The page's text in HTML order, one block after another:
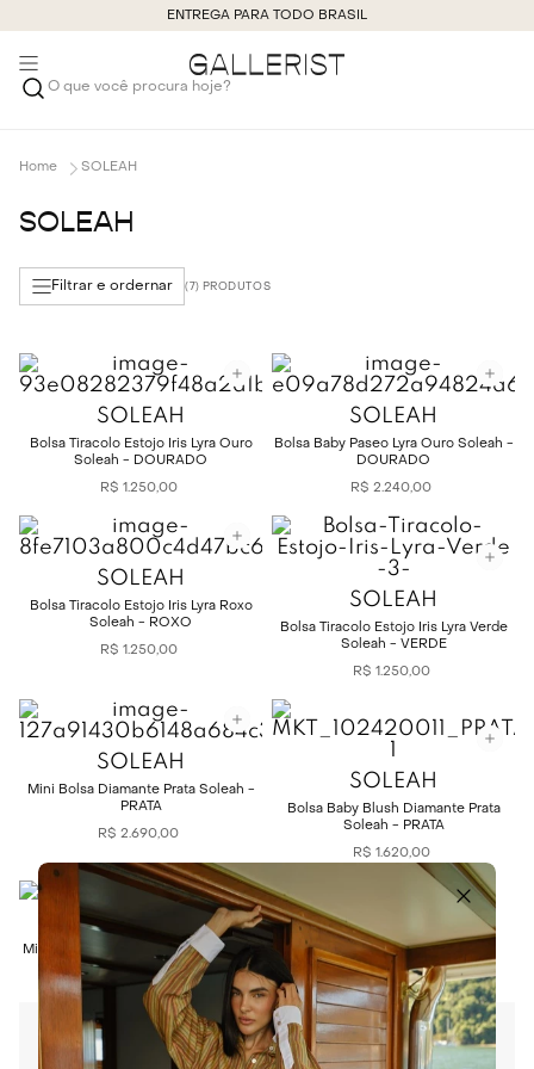
ENTREGA PARA TODO BRASIL
O que você procura hoje?
SOLEAH
SOLEAH
Filtrar e ordernar 7
SOLEAH
Bolsa Tiracolo Estojo Íris Lyra Ouro
Soleah - DOURADO
R$ 1.250,00
SOLEAH
Bolsa Baby Paseo Lyra Ouro Soleah -
DOURADO
R$ 2.240,00
SOLEAH
Bolsa Tiracolo Estojo Íris Lyra Roxo
Soleah - ROXO
R$ 1.250,00
SOLEAH
Bolsa Tiracolo Estojo Íris Lyra Verde
Soleah - VERDE
R$ 1.250,00
SOLEAH
Mini Bolsa Diamante Prata Soleah -
PRATA
R$ 2.690,00
SOLEAH
Bolsa Baby Blush Diamante Prata
Soleah - PRATA
R$ 1.620,00
SOLEAH
Micro Bolsa Paseo Off White Soleah
- OFFWHITE
093,00
Fundada em 2017 por Priscila Idalgo, a